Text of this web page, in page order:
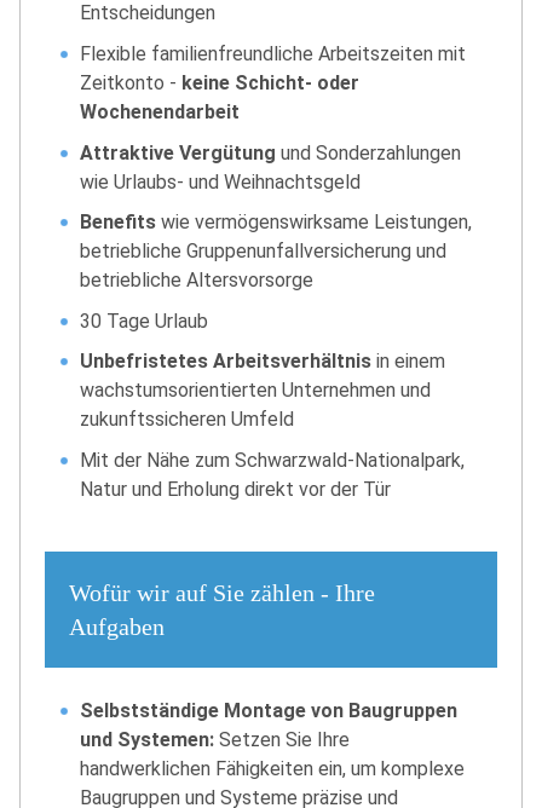
Entscheidungen
Flexible familienfreundliche Arbeitszeiten mit
Zeitkonto - keine Schicht- oder
Wochenendarbeit
Attraktive Vergütung und Sonderzahlungen
wie Urlaubs- und Weihnachtsgeld
Benefits wie vermögenswirksame Leistungen,
betriebliche Gruppenunfallversicherung und
betriebliche Altersvorsorge
30 Tage Urlaub
Unbefristetes Arbeitsverhältnis in einem
wachstumsorientierten Unternehmen und
zukunftssicheren Umfeld
Mit der Nähe zum Schwarzwald-Nationalpark,
Natur und Erholung direkt vor der Tür
Wofür wir auf Sie zählen - Ihre
Aufgaben
Selbstständige Montage von Baugruppen
und Systemen: Setzen Sie Ihre
handwerklichen Fähigkeiten ein, um komplexe
Baugruppen und Systeme präzise und